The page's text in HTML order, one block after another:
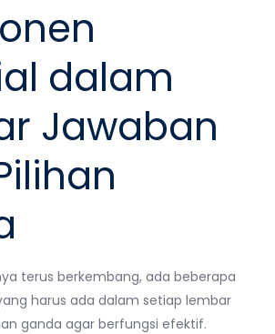
dalam
Jawaban
terus berkembang, ada beberapa
harus ada dalam setiap lembar
ganda agar berfungsi efektif.